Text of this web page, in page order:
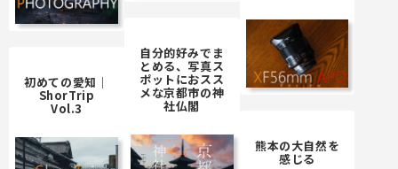
自分的好みでま
とめる、写真ス
ポットにおスス
メな京都市の神
社仏閣
初めての愛知｜
ShorTrip
Vol.3
熊本の大自然を
感じる